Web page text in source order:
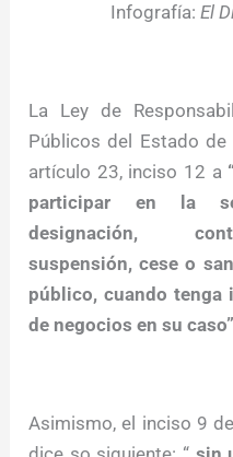
Infografía: El
La Ley de
Públicos del Estado de
artículo 23, inciso 12 a
participar en la
designación,
suspensión, cese o
público, cuando tenga
de negocios en su
Asimismo, el inciso 9